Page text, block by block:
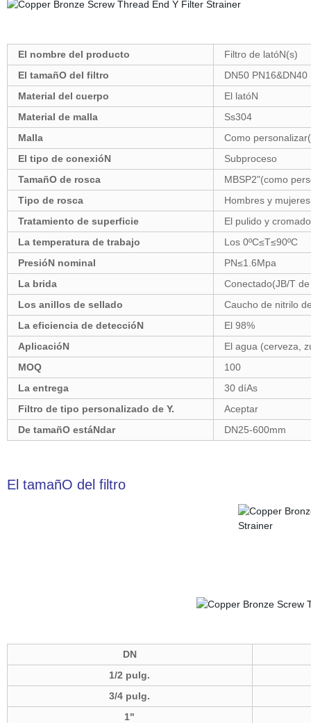
El nombre del producto
Filtro de latóN(s)
El tamañO del filtro
DN50 PN16&DN40
Material del cuerpo
El latóN
Material de malla
Ss304
Malla
Como
El tipo de conexióN
Subproceso
TamañO de rosca
MBSP2"(como
Tipo de rosca
Hombres y mujeres
Tratamiento de superficie
El pulido y cromado
La temperatura de trabajo
Los 0ºC≤T≤90ºC
PresióN nominal
PN≤1.6Mpa
La brida
Conectado(JB/T
Los anillos de sellado
Caucho de nitrilo
La eficiencia de deteccióN
El 98%
AplicacióN
El agua (cerveza,
MOQ
100
La entrega
30 díAs
Filtro de tipo personalizado de Y.
Aceptar
De tamañO estáNdar
DN25-600mm
El tamañO del filtro
DN
1/2 pulg.
3/4 pulg.
1"